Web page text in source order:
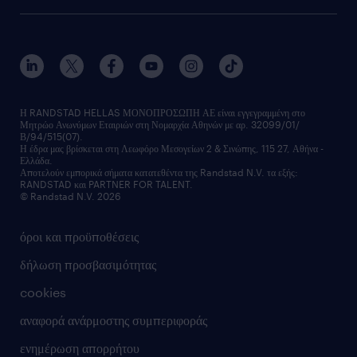
εκπαίδευση εργαζομένων
υπηρεσίες inhouse
υπηρεσίες redeployment
workforce insights
επικοινώνησε μαζί μας
τα γραφεία μας
δελτία τύπου
οικονομικά στοιχεία
επικοινώνησε μαζί μας
όροι και προϋποθέσεις
δήλωση προσβασιμότητας
cookies
αναφορά ανάρμοστης συμπεριφοράς
ενημέρωση απορρήτου
Η RANDSTAD HELLAS ΜΟΝΟΠΡΟΣΩΠΗ ΑΕ είναι εγγεγραμμένη στο
Μητρώο Ανωνύμων Εταιριών στη Νομαρχία Αθηνών με αρ. 32099/01/
Β/94/515(07).
Η έδρα μας βρίσκεται στη Λεωφόρο Μεσογείων 2 & Σινώπης, 115 27, Αθήνα -
Ελλάδα.
Αποτελούν εμπορικά σήματα κατατεθέντα της Randstad N.V. τα εξής:
RANDSTAD και PARTNER FOR TALENT.
© Randstad N.V. 2026